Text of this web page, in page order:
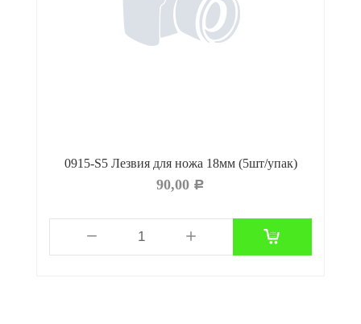
0915-S5 Лезвия для ножа 18мм (5шт/упак)
90,00 Р